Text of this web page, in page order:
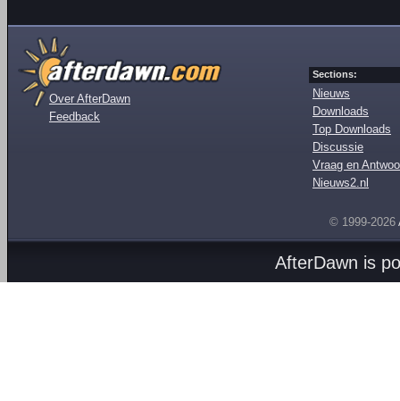
Over AfterDawn
Feedback
Sections:
Nieuws
Downloads
Top Downloads
Discussie
Vraag en
Nieuws2.nl
© 1999-2026
AfterDawn is